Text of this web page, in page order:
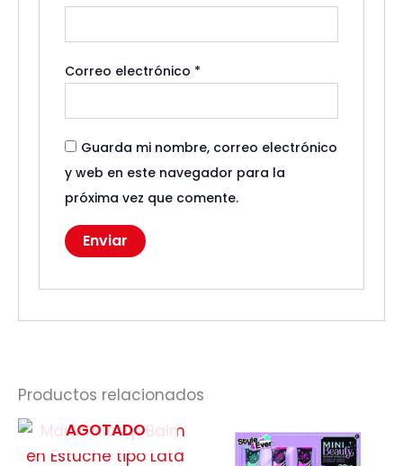
Correo electrónico *
Guarda mi nombre, correo electrónico
y web en este navegador para la
próxima vez que comente.
Productos relacionados
AGOTADO